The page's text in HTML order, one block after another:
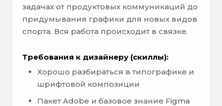
задачах от продуктовых коммуникаций до
придумывания графики для новых видов
спорта. Вся работа происходит в связке.
Требования к дизайнеру (скиллы):
Хорошо разбираться в типографике и
шрифтовой композиции
Пакет Adobe и базовое знание Figma